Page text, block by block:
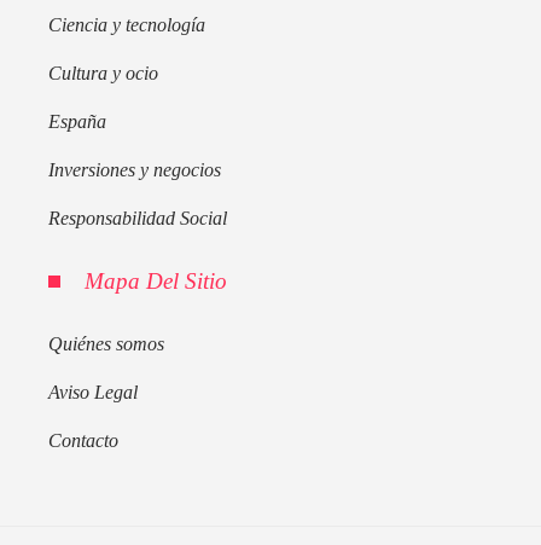
Ciencia y tecnología
Cultura y ocio
España
Inversiones y negocios
Responsabilidad Social
Mapa Del Sitio
Quiénes somos
Aviso Legal
Contacto